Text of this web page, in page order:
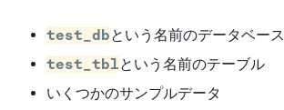
test_dbという名前のデータベース
test_tblという名前のテーブル
いくつかのサンプルデータ